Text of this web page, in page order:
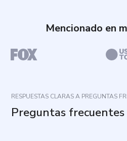
Mencionado en
RESPUESTAS CLARAS A PREGUNTAS
Preguntas frecuentes